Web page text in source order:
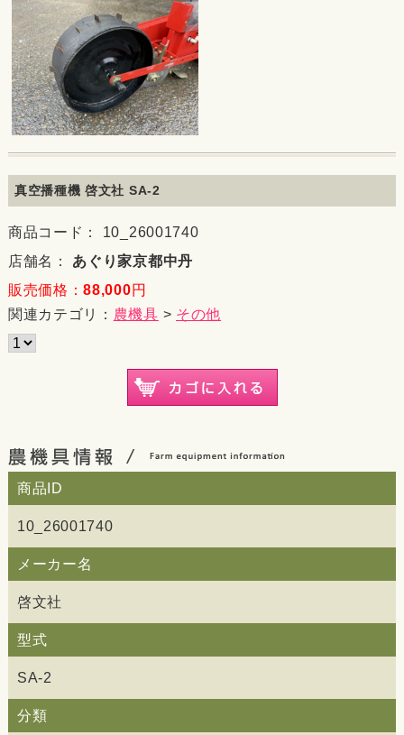
真空播種機 啓文社 SA-2
商品コード： 10_26001740
店舗名： あぐり家京都中丹
販売価格：88,000円
関連カテゴリ： 農機具 > その他
商品ID
10_26001740
メーカー名
啓文社
型式
SA-2
分類